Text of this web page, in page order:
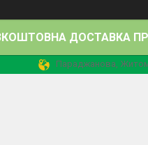
ДОСТАВКА
Параджанова,